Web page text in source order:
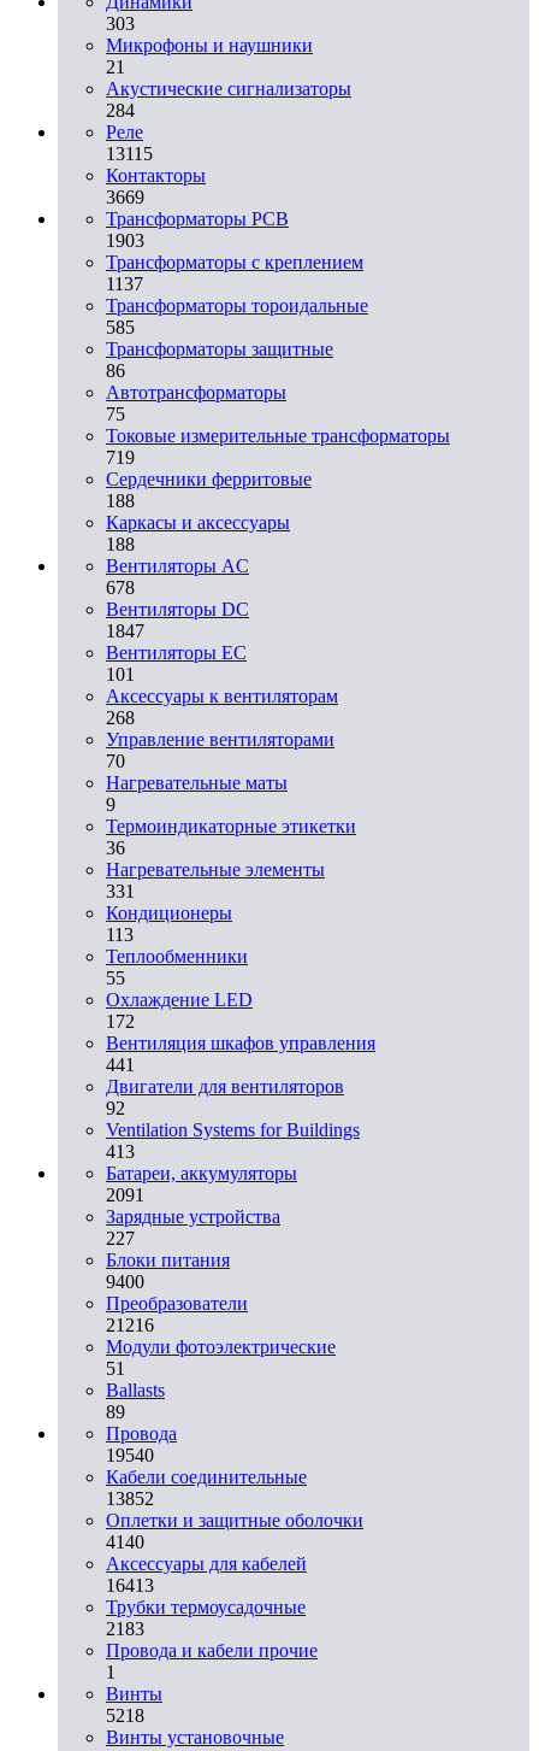
303
Микрофоны и наушники
21
Акустические сигнализаторы
284
Реле
13115
Контакторы
3669
Трансформаторы PCB
1903
Трансформаторы с креплением
1137
Трансформаторы тороидальные
585
Трансформаторы защитные
86
Автотрансформаторы
75
Токовые измерительные трансформаторы
719
Сердечники ферритовые
188
Каркасы и аксессуары
188
Вентиляторы AC
678
Вентиляторы DC
1847
Вентиляторы EC
101
Аксессуары к вентиляторам
268
Управление вентиляторами
70
Нагревательные маты
9
Термоиндикаторные этикетки
36
Нагревательные элементы
331
Кондиционеры
113
Теплообменники
55
Охлаждение LED
172
Вентиляция шкафов управления
441
Двигатели для вентиляторов
92
Ventilation Systems for Buildings
413
Батареи, аккумуляторы
2091
Зарядные устройства
227
Блоки питания
9400
Преобразователи
21216
Модули фотоэлектрические
51
Ballasts
89
Провода
19540
Кабели соединительные
13852
Оплетки и защитные оболочки
4140
Аксессуары для кабелей
16413
Трубки термоусадочные
2183
Провода и кабели прочие
1
Винты
5218
Винты установочные